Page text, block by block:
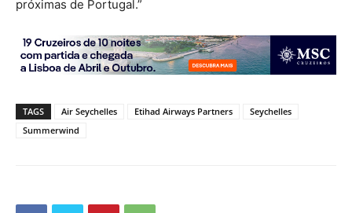
próximas de Portugal.”
TAGS Air Seychelles Etihad Airways Partners
Seychelles
Summerwind